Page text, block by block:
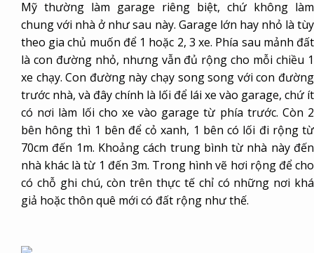
Mỹ thường làm garage riêng biệt, chứ không làm
chung với nhà ở như sau này. Garage lớn hay nhỏ là tùy
theo gia chủ muốn để 1 hoặc 2, 3 xe. Phía sau mảnh đất
là con đường nhỏ, nhưng vẫn đủ rộng cho mỗi chiều 1
xe chạy. Con đường này chạy song song với con đường
trước nhà, và đây chính là lối để lái xe vào garage, chứ ít
có nơi làm lối cho xe vào garage từ phía trước. Còn 2
bên hông thì 1 bên để cỏ xanh, 1 bên có lối đi rộng từ
70cm đến 1m. Khoảng cách trung bình từ nhà này đến
nhà khác là từ 1 đến 3m. Trong hình vẽ hơi rộng để cho
có chỗ ghi chú, còn trên thực tế chỉ có những nơi khá
giả hoặc thôn quê mới có đất rộng như thế.